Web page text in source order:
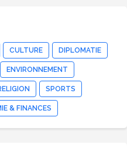
CULTURE DIPLOMATIE
ENVIRONNEMENT
SPORTS
& FINANCES